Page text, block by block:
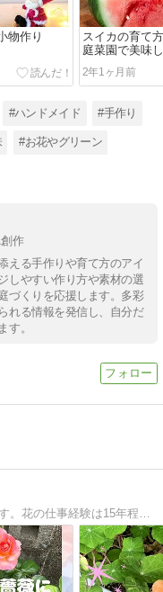
物作り
スイカの育て
庭菜園で美味
育てよう
2年1ヶ月前
#ハンドメイド #手作り
#お花やグリーン
作
える手作りや育て方のアイ
しやすい作り方や素材の選
づくりを応援します。多彩
れる情報を発信し、自分だ
す。